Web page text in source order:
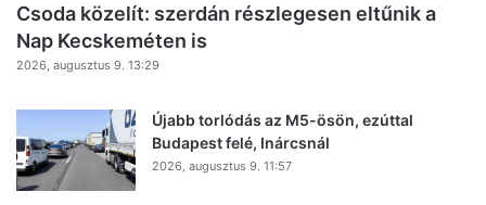
Csoda közelít: szerdán részlegesen eltűnik a
Nap Kecskeméten is
2026, augusztus 9. 13:29
Újabb torlódás az M5-ösön, ezúttal
Budapest felé, Inárcsnál
2026, augusztus 9. 11:57